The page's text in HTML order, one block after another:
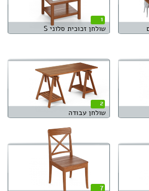
1
שולחן זכוכית סלוני S
2
שולחן עבודה
7